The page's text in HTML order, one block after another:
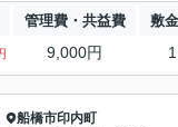
管理費・共益費 敷
9,000円
船橋市印内町